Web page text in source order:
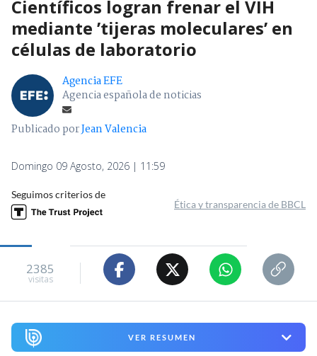
Científicos logran frenar el VIH
mediante ’tijeras moleculares’ en
células de laboratorio
Agencia EFE
Agencia española de noticias
Publicado porJean Valencia
Domingo 09 Agosto, 2026 | 11:59
Seguimos criterios de
Ética y transparencia de BBCL
2385
visitas
VER RESUMEN